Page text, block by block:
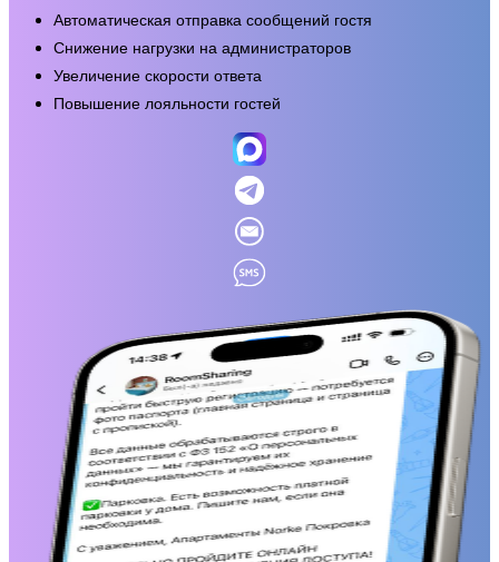
Автоматическая отправка сообщений гостя
Снижение нагрузки на администраторов
Увеличение скорости ответа
Повышение лояльности гостей